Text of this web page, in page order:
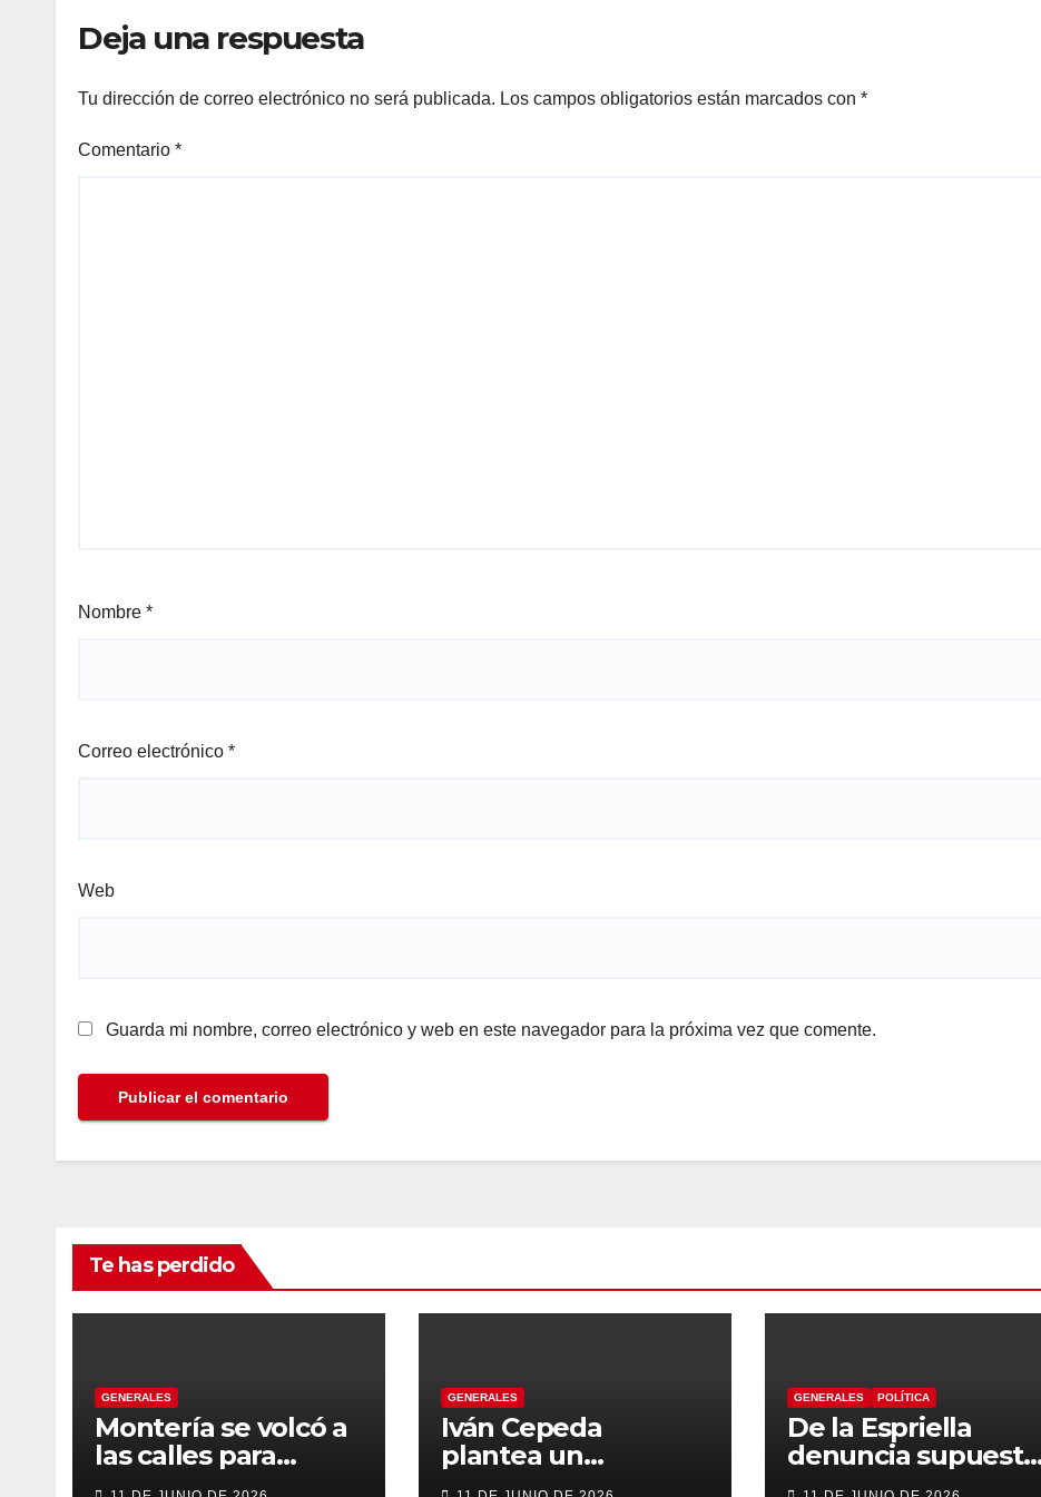
Petro
Deja una respuesta
Tu dirección de correo electrónico no será publicada. Los campos obligatorios están marcados con *
Comentario *
Nombre *
Correo electrónico *
Web
Guarda mi nombre, correo electrónico y web en este navegador para la próxima vez que comente.
Te has perdido
GENERALES
Montería se volcó a
las calles para
recibir a Abelardo
GENERALES
Iván Cepeda
plantea un
gobierno de
GENERALES POLÍTICA
De la Espriella
denuncia supuesto
“autoatentado